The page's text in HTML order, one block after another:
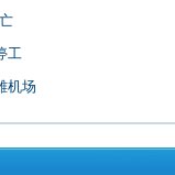
工
机场